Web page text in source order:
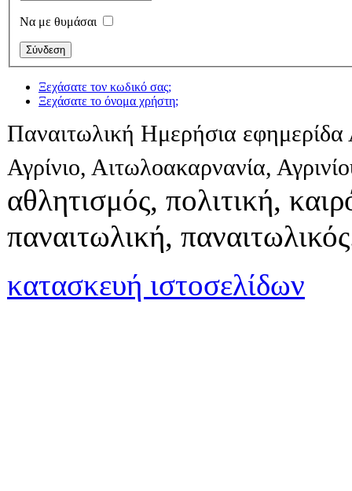
Να με θυμάσαι
Ξεχάσατε τον κωδικό σας;
Ξεχάσατε το όνομα χρήστη;
Παναιτωλική Ημερήσια εφημερίδα
Αγρίνιο, Αιτωλοακαρνανία,
αθλητισμός, πολιτική,
παναιτωλική,
κατασκευή ιστοσελίδων